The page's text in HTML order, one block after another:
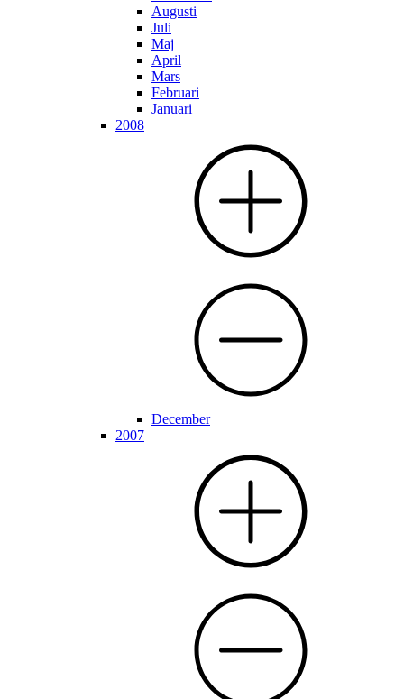
Augusti
Juli
Maj
April
Mars
Februari
Januari
2008
December
2007